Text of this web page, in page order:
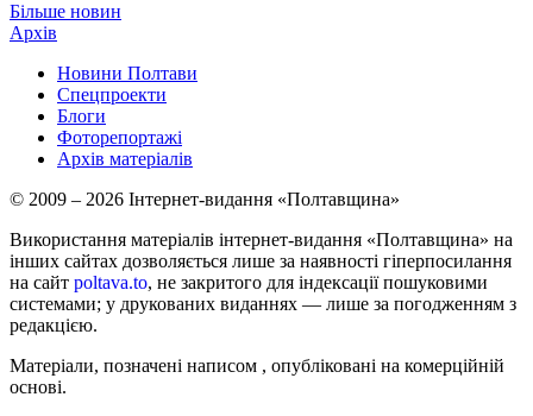
Більше новин
Архів
Новини Полтави
Спецпроекти
Блоги
Фоторепортажі
Архів матеріалів
© 2009 – 2026 Інтернет-видання «Полтавщина»
Використання матеріалів інтернет-видання «Полтавщина» на
інших сайтах дозволяється лише за наявності гіперпосилання
на сайт poltava.to, не закритого для індексації пошуковими
системами; у друкованих виданнях — лише за погодженням з
редакцією.
Матеріали, позначені написом , опубліковані на комерційній
основі.